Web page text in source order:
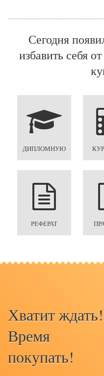
Сегодня
избавить себя
ДИПЛОМНУЮ
РЕФЕРАТ
Хватит ждать!
Время
покупать!